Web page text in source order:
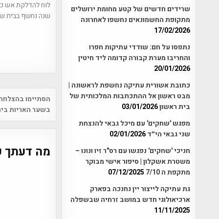
שנה נחשף בבית
Post
הסתיימו
בשער האריות
מה דעתך
שרידים חדשים של קטע מחומת ירושלים
מתקופת החשמונאים נחשפו לאחרונה
17/02/2026
נתפסו על חם: שודדי עתיקות חפרו
והחריבו מערת קבורה קדומה ליד חיטין
20/01/2026
כתובת אשורית עתיקה נחשפת לראשונה |
מבט ראשון אל ההתכתבות המלכותית של
בית ראשון03/01/2026
מפגש 'שחקים' עם מיכל גבאי להנצחת
שני גבאי הי״ד02/01/2026
חניכי 'שחקים' נפגשו עם רס"ר זיו ונונו –
משטרת אשקלון | סיפור אישי מבוקר
מתקפת ה 7/10
07/12/2025
גת עתיקה לייצור יין נחנכה בפארק
ארכיאולוגי חדש במושב זרחיה שבשפלה
11/11/2025